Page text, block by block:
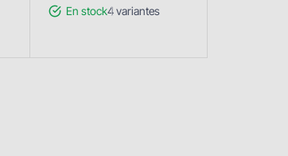
En stock4variantes